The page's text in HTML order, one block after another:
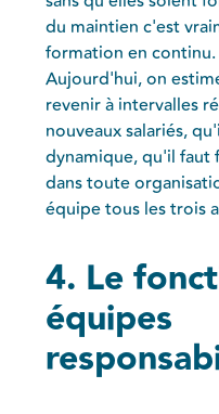
du maintien c'est
formation en continu.
Aujourd'hui, on
revenir à intervalles
nouveaux salariés,
dynamique, qu'il faut
dans toute
équipe tous les trois
4. Le
équipes